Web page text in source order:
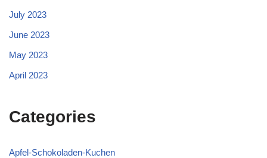
July 2023
June 2023
May 2023
April 2023
Categories
Apfel-Schokoladen-Kuchen